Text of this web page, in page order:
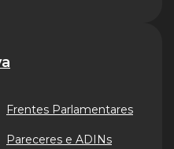
Frentes Parlamentares
Pareceres e ADINs